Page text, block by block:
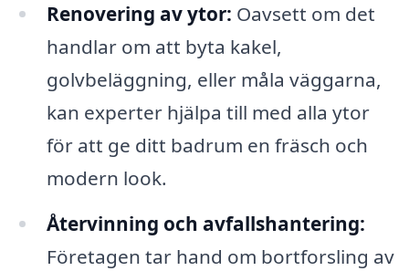
Renovering av ytor: Oavsett om det
handlar om att byta kakel,
golvbeläggning, eller måla väggarna,
kan experter hjälpa till med alla ytor
för att ge ditt badrum en fräsch och
modern look.
Återvinning och avfallshantering:
Företagen tar hand om bortforsling av